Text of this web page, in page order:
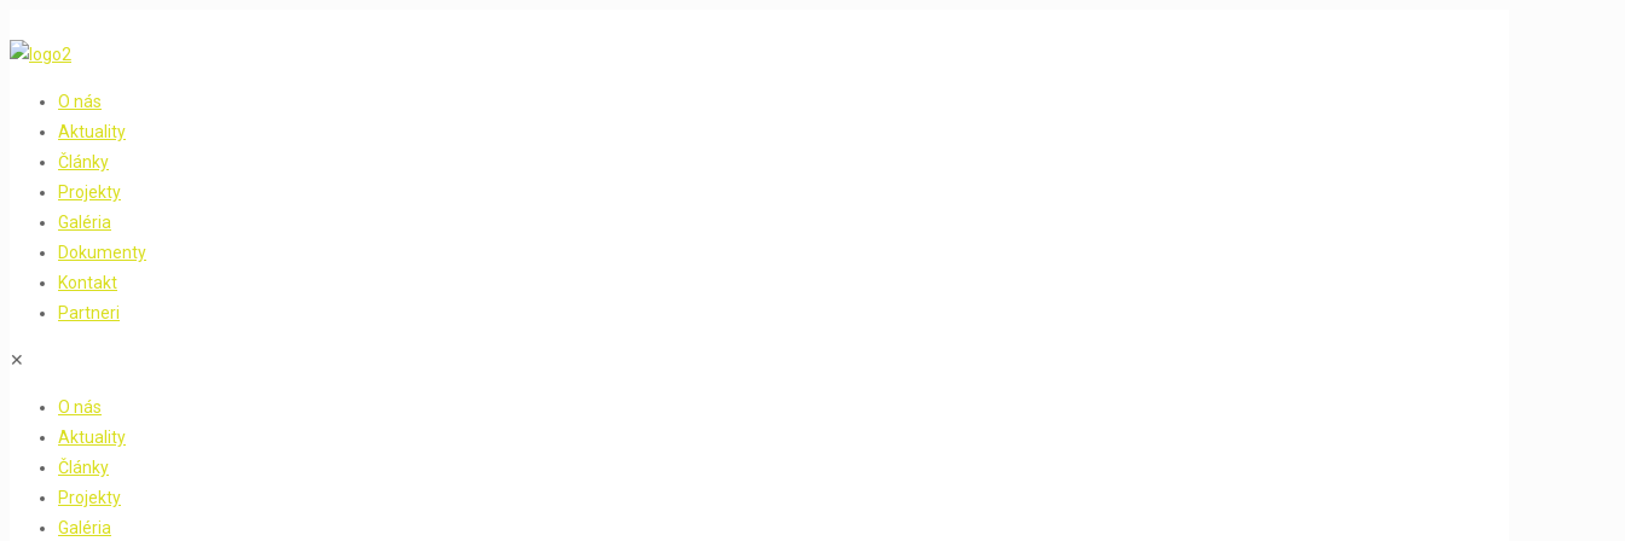
O nás
Aktuality
Články
Projekty
Galéria
Dokumenty
Kontakt
Partneri
✕
O nás
Aktuality
Články
Projekty
Galéria